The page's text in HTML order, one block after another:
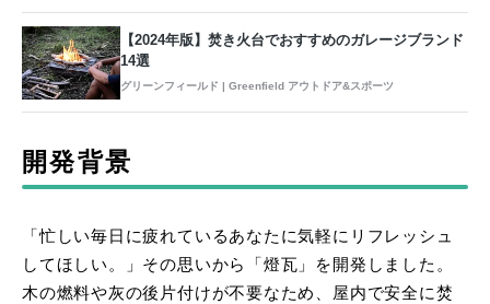
【2024年版】焚き火台でおすすめのガレージブランド
14選
グリーンフィールド | Greenfield アウトドア&スポーツ
開発背景
「忙しい毎日に疲れているあなたに気軽にリフレッシュ
してほしい。」その思いから「燈瓦」を開発しました。
木の燃料や灰の後片付けが不要なため、屋内で安全に焚